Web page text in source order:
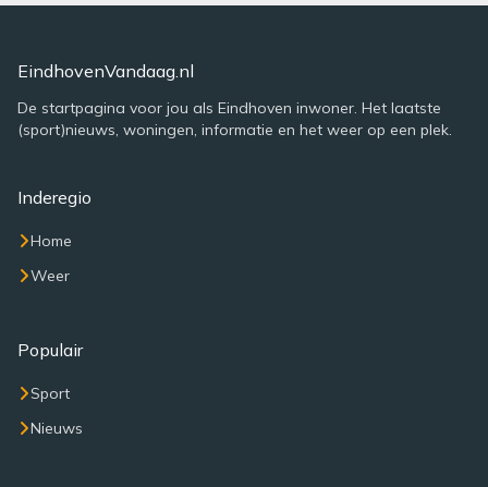
EindhovenVandaag.nl
De startpagina voor jou als Eindhoven inwoner. Het laatste
(sport)nieuws, woningen, informatie en het weer op een plek.
Inderegio
Home
Weer
Populair
Sport
Nieuws